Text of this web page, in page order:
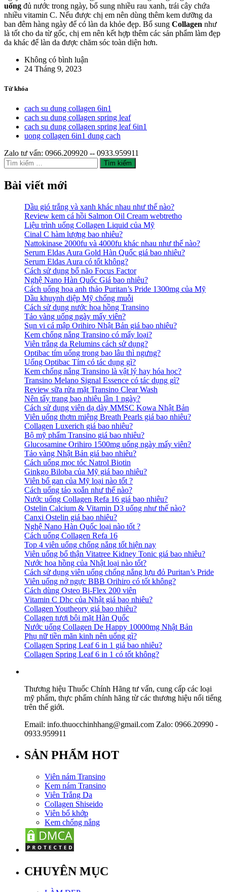
uống đủ nước trong ngày, bổ sung nhiều rau xanh, trái cây chứa
nhiều vitamin C. Nếu được chị em nên dùng thêm kem dưỡng da
ban đêm hàng ngày để có làn da khỏe đẹp. Bổ sung Collagen như
là tốt cho da từ gốc, chị em nên kết hợp thêm các sản phẩm làm đẹp
da khác để làn da được chăm sóc toàn diện hơn.
Không có bình luận
24 Tháng 9, 2023
Từ khóa
cach su dung collagen 6in1
cach su dung collagen spring leaf
cach su dung collagen spring leaf 6in1
uong collagen 6in1 dung cach
Zalo tư vấn: 0966.209920 -- 0933.959911
Tìm
kiếm
cho:
Bài viết mới
Dầu gió trắng và xanh khác nhau như thế nào?
Review kem cá hồi Salmon Oil Cream webtretho
Liệu trình uống Collagen Liquid của Mỹ
Cinal C hàm lượng bao nhiêu?
Nattokinase 2000fu và 4000fu khác nhau như thế nào?
Serum Eldas Aura Gold Hàn Quốc giá bao nhiêu?
Serum Eldas Aura có tốt không?
Cách sử dụng bổ não Focus Factor
Nghệ Nano Hàn Quốc Giá bao nhiêu?
Cách uống hoa anh thảo Puritan’s Pride 1300mg của Mỹ
Dầu khuynh diệp Mỹ chống muỗi
Cách sử dụng nước hoa hồng Transino
Tảo vàng uống ngày mấy viên?
Sụn vi cá mập Orihiro Nhật Bản giá bao nhiêu?
Kem chống nắng Transino có mấy loại?
Viên trắng da Relumins cách sử dụng?
Optibac tím uống trong bao lâu thì ngưng?
Uống Optibac Tím có tác dụng gì?
Kem chống nắng Transino là vật lý hay hóa học?
Transino Melano Signal Essence có tác dụng gì?
Review sữa rửa mặt Transino Clear Wash
Nên tẩy trang bao nhiêu lần 1 ngày?
Cách sử dụng viên dạ dày MMSC Kowa Nhật Bản
Viên uống thơm miệng Breath Pearls giá bao nhiêu?
Collagen Luxerich giá bao nhiêu?
Bộ mỹ phẩm Transino giá bao nhiêu?
Glucosamine Orihiro 1500mg uống ngày mấy viên?
Tảo vàng Nhật Bản giá bao nhiêu?
Cách uống mọc tóc Natrol Biotin
Ginkgo Biloba của Mỹ giá bao nhiêu?
Viên bổ gan của Mỹ loại nào tốt ?
Cách uống tảo xoắn như thế nào?
Nước uống Collagen Refa 16 giá bao nhiêu?
Ostelin Calcium & Vitamin D3 uống như thế nào?
Canxi Ostelin giá bao nhiêu?
Nghệ Nano Hàn Quốc loại nào tốt ?
Cách uống Collagen Refa 16
Top 4 viên uống chống nắng tốt hiện nay
Viên uống bổ thận Vitatree Kidney Tonic giá bao nhiêu?
Nước hoa hồng của Nhật loại nào tốt?
Cách sử dụng viên uống chống nắng lựu đỏ Puritan’s Pride
Viên uống nở ngực BBB Orihiro có tốt không?
Cách dùng Osteo Bi-Flex 200 viên
Vitamin C Dhc của Nhật giá bao nhiêu?
Collagen Youtheory giá bao nhiêu?
Collagen tươi bôi mặt Hàn Quốc
Nước uống Collagen De Happy 10000mg Nhật Bản
Phụ nữ tiền mãn kinh nên uống gì?
Collagen Spring Leaf 6 in 1 giá bao nhiêu?
Collagen Spring Leaf 6 in 1 có tốt không?
Thương hiệu Thuốc Chính Hãng tư vấn, cung cấp các loại
mỹ phẩm, thực phẩm chính hãng từ các thương hiệu nổi tiếng
trên thế giới.
Email: info.thuocchinhhang@gmail.com Zalo: 0966.20990 -
0933.959911
SẢN PHẨM HOT
Viên nám Transino
Kem nám Transino
Viên Trắng Da
Collagen Shiseido
Viên bổ khớp
Kem chống nắng
CHUYÊN MỤC